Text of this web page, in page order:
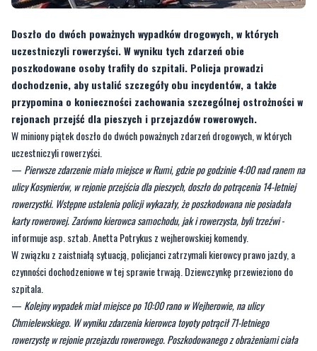
uczestniczyli rowerzyści. W wyniku tych zdarzeń obie
dochodzenie, aby ustalić szczegóły obu incydentów, a także
przypomina o konieczności zachowania szczególnej ostrożności w
rejonach przejść dla pieszych i przejazdów rowerowych.
W miniony piątek doszło do dwóch poważnych zdarzeń drogowych, w których
uczestniczyli rowerzyści.
—Pierwsze zdarzenie miało miejsce w Rumi, gdzie po godzinie 4:00 nad ranem na
ulicy Kosynierów, w rejonie przejścia dla pieszych, doszło do potrącenia 14-letniej
rowerzystki. Wstępne ustalenia policji wykazały, że poszkodowana nie posiadała
karty rowerowej. Zarówno kierowca samochodu, jak i rowerzysta, byli trzeźwi-
informuje asp. sztab. Anetta Potrykus z wejherowskiej komendy.
W związku z zaistniałą sytuacją, policjanci zatrzymali kierowcy prawo jazdy, a
czynności dochodzeniowe w tej sprawie trwają. Dziewczynkę przewieziono do
szpitala.
—Kolejny wypadek miał miejsce po 10:00 rano w Wejherowie, na ulicy
Chmielewskiego. W wyniku zdarzenia kierowca toyoty potrącił 71-letniego
rowerzystę w rejonie przejazdu rowerowego. Poszkodowanego z obrażeniami ciała
przewieziono do szpitala w celu udzielenia pomocy medycznej- podaje asp. sztab.
Anetta Potrykus.
Policjanci wyjaśniają szczegóły obu zdarzeń.